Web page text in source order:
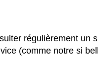
régulièrement un
(comme notre si